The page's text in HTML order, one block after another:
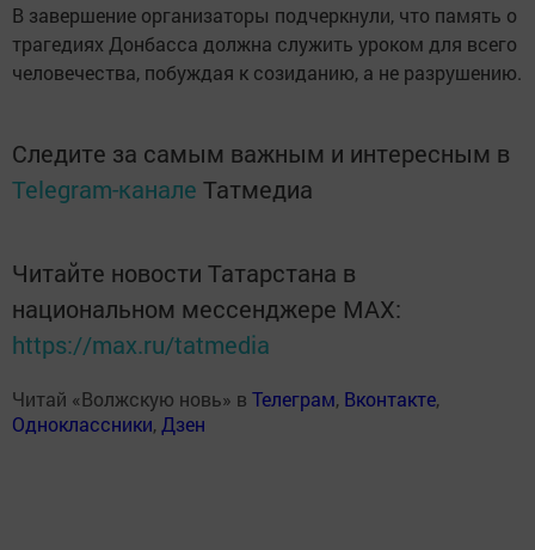
В завершение организаторы подчеркнули, что память о
трагедиях Донбасса должна служить уроком для всего
человечества, побуждая к созиданию, а не разрушению.
Следите за самым важным и интересным в
Telegram-канале Татмедиа
Читайте новости Татарстана в
национальном мессенджере MАХ:
https://max.ru/tatmedia
Читай «Волжскую новь» в Телеграм, Вконтакте,
Одноклассники, Дзен